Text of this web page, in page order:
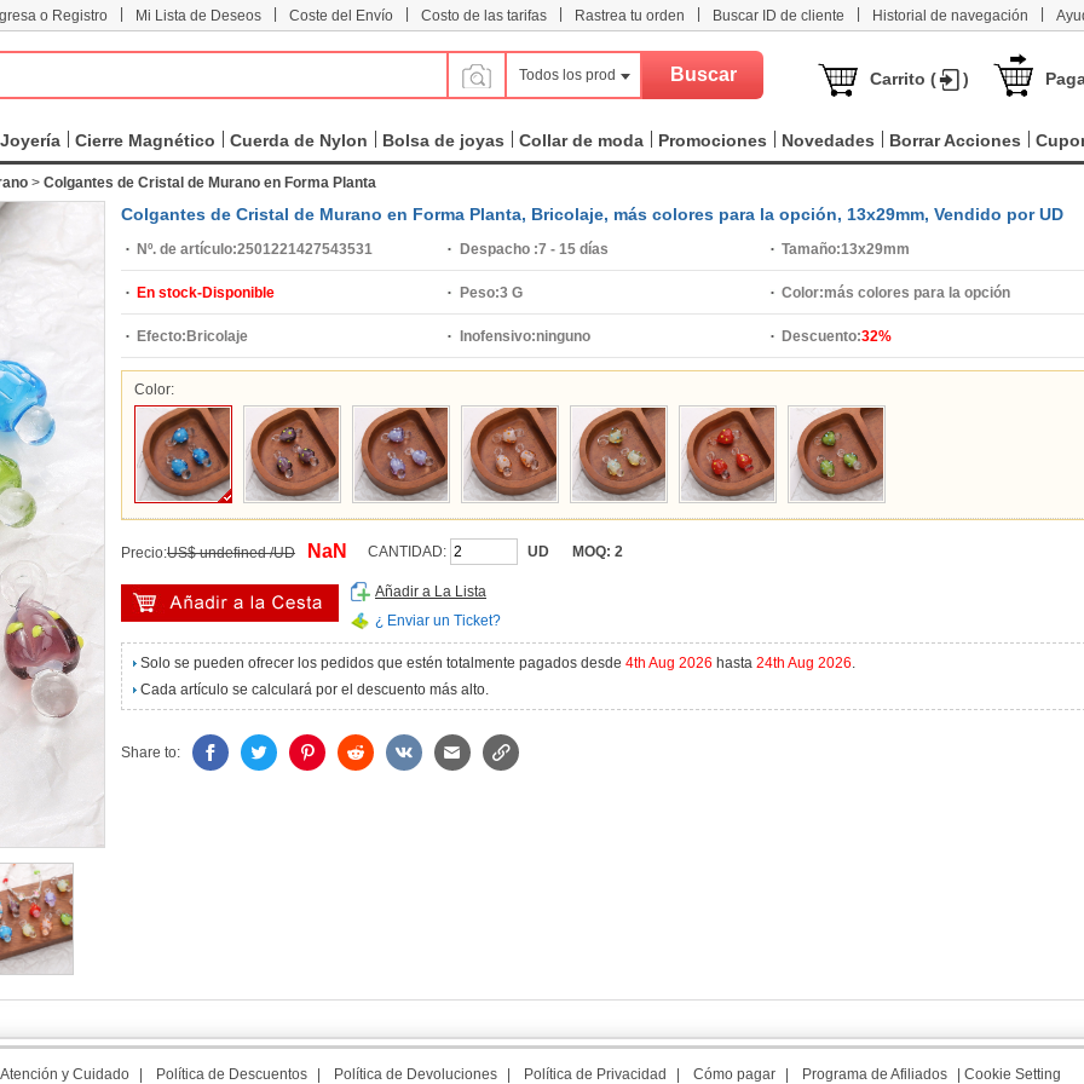
o Registro Mi Lista de Deseos Coste del Envío Costo de las tarifas Rastrea tu orden Buscar ID de cliente Historial de navegación
Todos los productos Carrito ( )
Cierre Magnético Cuerda de Nylon Bolsa de joyas Collar de moda Promociones Novedades Borrar Acciones
> Colgantes de Cristal de Murano en Forma Planta
Colgantes de Cristal de Murano en Forma Planta, Bricolaje, más colores para la opción, 13x29mm, Vendido por UD
Nº. de artículo:2501221427543531 Despacho :7 - 15 días Tamaño:13x29mm
En stock-Disponible Peso:3 G Color:más colores para la opción
Efecto: Bricolaje Inofensivo:ninguno Descuento:32%
Color:
Precio:US$ undefined /UD NaN CANTIDAD: UD MOQ: 2
Añadir a La Lista
¿ Enviar un Ticket?
Solo se pueden ofrecer los pedidos que estén totalmente pagados desde 4th Aug 2026 hasta 24th Aug 2026.
Cada artículo se calculará por el descuento más alto.
Share to:
Atención y Cuidado Política de Descuentos Política de Devoluciones Política de Privacidad Cómo pagar Programa de Afiliados Cookie Setting